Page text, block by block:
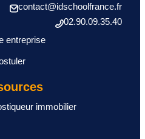
contact@idschoolfrance.fr
02.90.09.35.40
entreprise
immobilier